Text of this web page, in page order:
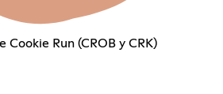
Cookie Run (CROB y CRK)